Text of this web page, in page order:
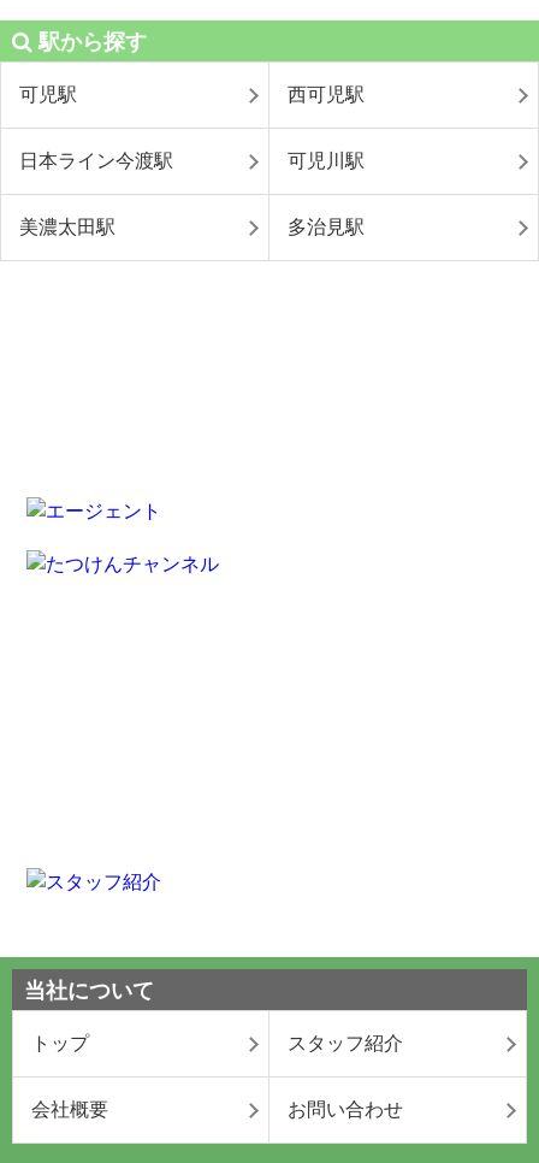
駅から探す
可児駅 西可児駅
日本ライン今渡駅 可児川駅
美濃太田駅 多治見駅
当社について
トップ スタッフ紹介
会社概要 お問い合わせ